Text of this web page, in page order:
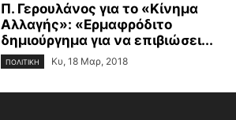
Π. Γερουλάνος για το «Κίνημα
Αλλαγής»: «Ερμαφρόδιτο
δημιούργημα για να επιβιώσει...
ΠΟΛΙΤΙΚΗ Κυ, 18 Μαρ, 2018